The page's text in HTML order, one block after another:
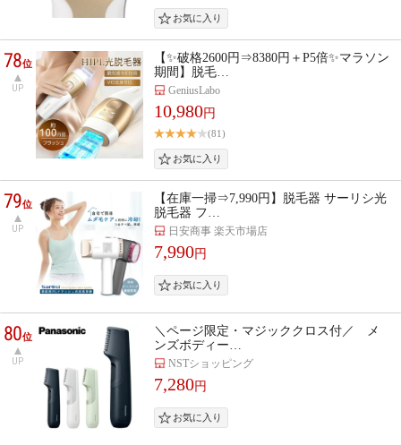
78位
UP
【✨破格2600円⇒8380円＋P5倍✨マラソン
期間】脱毛…
GeniusLabo
10,980円
(81)
79位
UP
【在庫一掃⇒7,990円】脱毛器 サーリシ光
脱毛器 フ…
日安商事 楽天市場店
7,990円
80位
UP
＼ページ限定・マジッククロス付／ メ
ンズボディー…
NSTショッピング
7,280円